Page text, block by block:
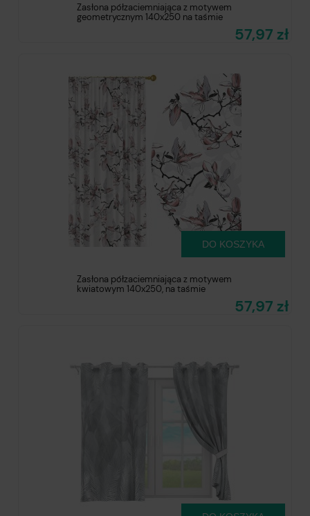
Zasłona półzaciemniająca z motywem
geometrycznym 140x250 na taśmie
57,97 zł
Zasłona półzaciemniająca z motywem
kwiatowym 140x250, na taśmie
57,97 zł
DO KOSZYKA